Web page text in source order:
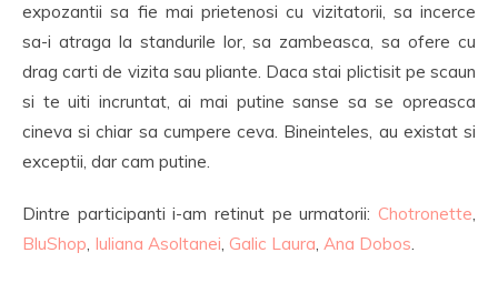
expozantii sa fie mai prietenosi cu vizitatorii, sa incerce
sa-i atraga la standurile lor, sa zambeasca, sa ofere cu
drag carti de vizita sau pliante. Daca stai plictisit pe scaun
si te uiti incruntat, ai mai putine sanse sa se opreasca
cineva si chiar sa cumpere ceva. Bineinteles, au existat si
exceptii, dar cam putine.
Dintre participanti i-am retinut pe urmatorii: Chotronette,
BluShop, Iuliana Asoltanei, Galic Laura, Ana Dobos.